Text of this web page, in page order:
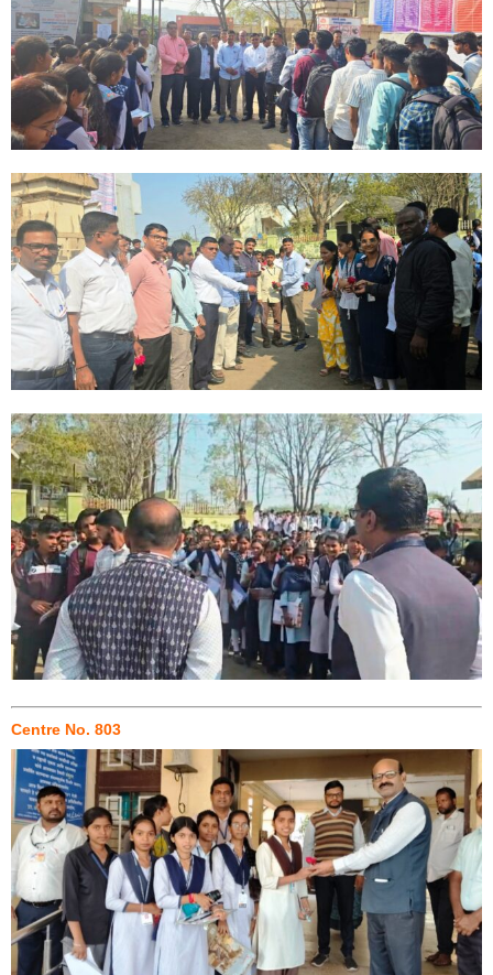
Centre No. 803